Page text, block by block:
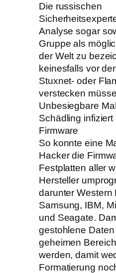
Die russischen
Analyse sogar
Gruppe als
der Welt zu
keinesfalls vor
Stuxnet- oder
verstecken
Unbesiegbare
Schädling
Firmware
So konnte eine
Hacker die
Festplatten aller
Hersteller
darunter Western
Samsung, IBM,
und Seagate.
gestohlene
geheimen
werden, damit
Formatierung